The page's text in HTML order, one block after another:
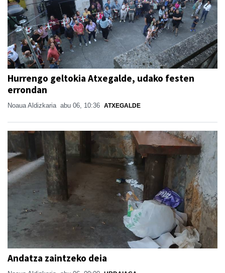
Hurrengo geltokia Atxegalde, udako festen
errondan
Noaua Aldizkaria abu 06, 10:36 ATXEGALDE
Andatza zaintzeko deia